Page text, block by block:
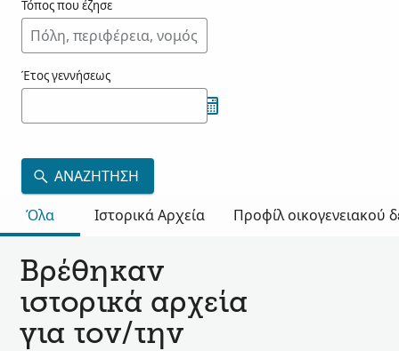
Τόπος που έζησε
Έτος γεννήσεως
ΑΝΑΖΉΤΗΣΗ
Όλα
Ιστορικά Αρχεία Προφίλ οικογενειακού
Βρέθηκαν
ιστορικά αρχεία
για τον/την